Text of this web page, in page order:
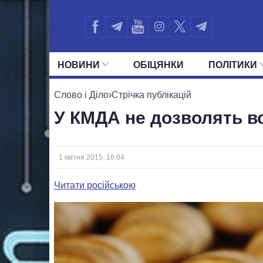
НОВИНИ ОБIЦЯНКИ ПОЛIТИКИ
УСІ ПОЛІТИКИ
Слово і Діло›Стрічка публікацій
У КМДА не дозволять
1 квітня 2015, 16:04
Читати російською